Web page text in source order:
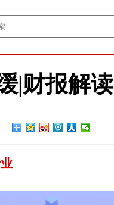
|财报解读